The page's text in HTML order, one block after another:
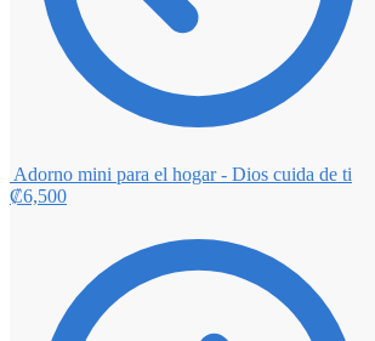
Adorno mini para el hogar - Dios cuida de ti
₡6,500